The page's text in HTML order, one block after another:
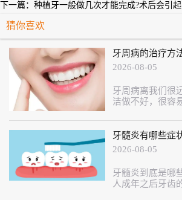
下一篇： 种植牙一般做几次才能完成?术后会引
猜你喜欢
牙周病的治疗方
2026-08-05
牙周病离我们很
洁做不好，很容
因，所以大家一
牙髓炎有哪些症
2026-08-05
牙髓炎到底是哪
人成年之后牙齿